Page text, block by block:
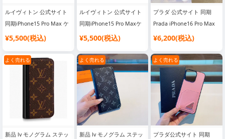
ルイヴィトン 公式サイト
同期iPhone15 Pro Max ケ
ース 新しい夏スタイルル
最新カラー電話ケース、
LV細穴電話ケースimd素材
¥5,500(税込)
ルイヴィトン 公式サイト
同期iPhone15 Pro Maxケ
ース 新しい夏スタイル ル
ン最新カラー電話ケース、
LV細穴電話ケースimd素材
¥5,500(税込)
プラダ 公式サイト 同期
Prada iPhone16 Pro Max
ケース カードホルダー ク
ロゴクロスグレインレザー
ソフトサイドオールインク
ルーシブ携帯電話ケース
¥6,200(税込)
よく売れる
新品 lv モノグラム ステッ
よく売れる
新品 lv モノグラム ステッ
よく売れる
プラダ公式サイト 同期